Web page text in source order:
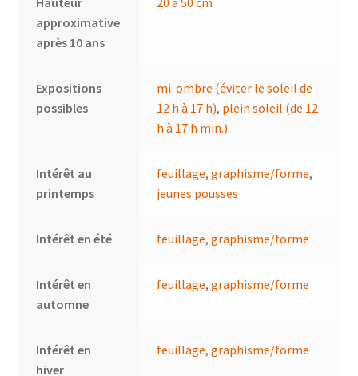
approximative
après 10 ans
Expositions
possibles
mi-ombre (éviter le soleil de
12 h à 17 h), plein soleil (de 12
h à 17 h min.)
Intérêt au
printemps
feuillage,graphisme/forme,
jeunes pousses
Intérêt en été feuillage,graphisme/forme
Intérêt en
automne
feuillage,graphisme/forme
Intérêt en
hiver
feuillage,graphisme/forme